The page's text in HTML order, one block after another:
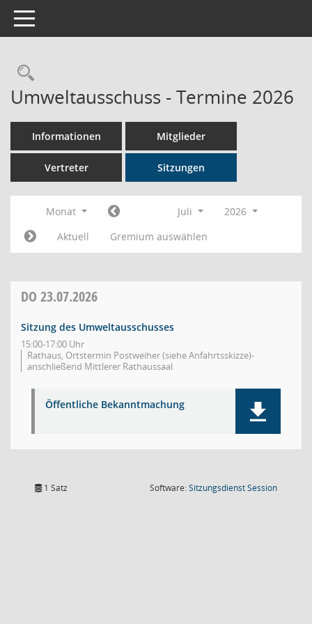
Toggle navigation
Rechercheauswahl
Umweltausschuss - Termine 2026
Informationen Mitglieder
Vertreter Sitzungen
Monat Juli
2026
Aktuell
Gremium auswählen
DO 23.07.2026
Sitzung des Umweltausschusses
15:00-17:00 Uhr
Rathaus, Ortstermin Postweiher (siehe Anfahrtsskizze)-
anschließend Mittlerer Rathaussaal
Öffentliche Bekanntmachung
1 Satz Software:SitzungsdienstSession(Wird in